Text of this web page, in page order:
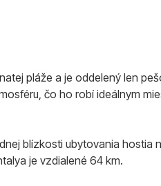
pláže a je oddelený len
čo ho robí ideálnym
blízkosti ubytovania hostia
je vzdialené 64 km.